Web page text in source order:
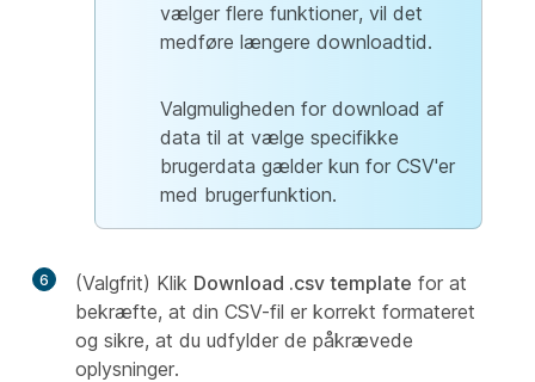
vælger flere funktioner, vil det
medføre længere downloadtid.
Valgmuligheden for download af
data til at vælge specifikke
brugerdata gælder kun for CSV'er
med brugerfunktion.
6 (Valgfrit) Klik Download .csv template for at
bekræfte, at din CSV-fil er korrekt formateret
og sikre, at du udfylder de påkrævede
oplysninger.